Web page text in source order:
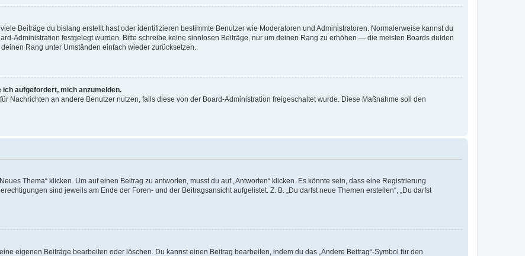
Beiträge du bislang erstellt hast oder identifizieren bestimmte Benutzer wie Moderatoren und Administratoren. Normalerweise kannst du
Administration festgelegt wurden. Bitte schreibe keine sinnlosen Beiträge, nur um deinen Rang zu erhöhen — die meisten Boards dulden
Rang unter Umständen einfach wieder zurücksetzen.
ich aufgefordert, mich anzumelden.
Nachrichten an andere Benutzer nutzen, falls diese von der Board-Administration freigeschaltet wurde. Diese Maßnahme soll den
Thema“ klicken. Um auf einen Beitrag zu antworten, musst du auf „Antworten“ klicken. Es könnte sein, dass eine Registrierung
sind jeweils am Ende der Foren- und der Beitragsansicht aufgelistet. Z. B. „Du darfst neue Themen erstellen“, „Du darfst
eigenen Beiträge bearbeiten oder löschen. Du kannst einen Beitrag bearbeiten, indem du das „Ändere Beitrag“-Symbol für den